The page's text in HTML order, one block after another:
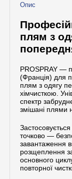
0
з
Опис
плям з
PROSPRAY —
(Франція) для
плям з одягу
хімчисткою.
спектр
змішані плями
точково —
завантаження
розщеплення
основного
повторної